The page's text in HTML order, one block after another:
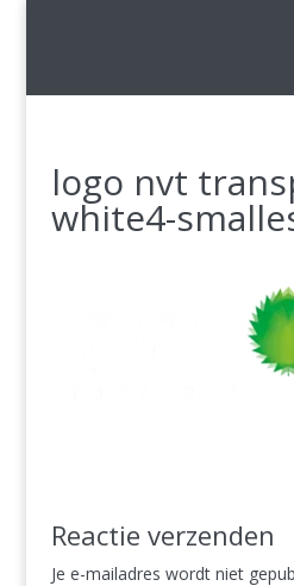
logo nvt
white4-
Reactie verzenden
Je e-mailadres wordt niet